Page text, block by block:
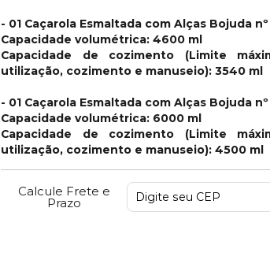
- 01 Caçarola Esmaltada com Alças Bojuda
Capacidade volumétrica: 4600 ml
Capacidade de cozimento (Limite
utilização, cozimento e manuseio): 3540 ml
- 01 Caçarola Esmaltada com Alças Bojuda
Capacidade volumétrica: 6000 ml
Capacidade de cozimento (Limite
utilização, cozimento e manuseio): 4500 ml
Calcule Frete e
Prazo